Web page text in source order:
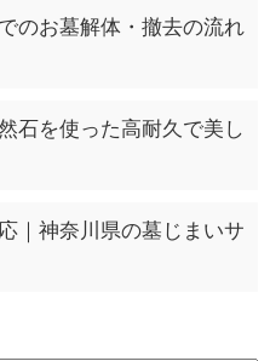
のお墓解体・撤去の流れ
石を使った高耐久で美し
｜神奈川県の墓じまいサ